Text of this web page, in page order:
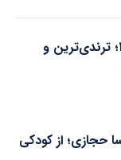
۱۵ مدل مانتو ۱۴۰۴؛ ترندی‌ترین و
حجازی؛ از کودکی